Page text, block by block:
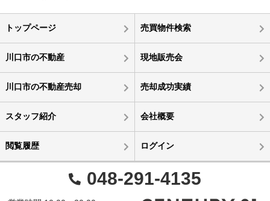
トップページ 売買物件検索
川口市の不動産 現地販売会
川口市の不動産売却 売却成功実績
スタッフ紹介 会社概要
閲覧履歴 ログイン
048-291-4135